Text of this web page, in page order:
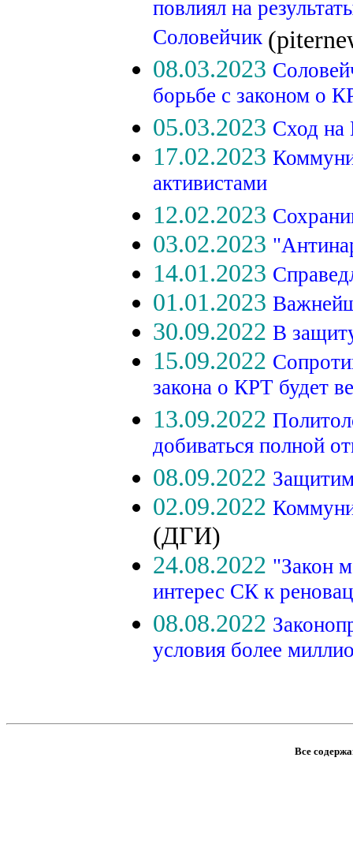
повлиял на
Соловейчик
08.03.2023
борьбе с законом о
05.03.2023 Сход на
17.02.2023
активистами
12.02.2023
03.02.2023
14.01.2023
01.01.2023
30.09.2022 В
15.09.2022
закона о КРТ будет
13.09.2022
добиваться полной
08.09.2022
02.09.2022
(ДГИ)
24.08.2022 "Закон
интерес СК к
08.08.2022
условия более
Все